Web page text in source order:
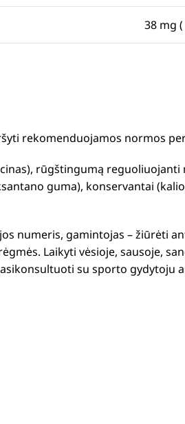
38 mg (
rekomenduojamos normos
rūgštingumą
guma), konservantai
numeris, gamintojas – žiūrėti
Laikyti vėsioje, sausoje,
su sporto gydytoju